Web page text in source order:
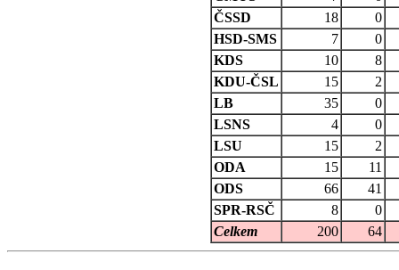
ČSSD
18
0
HSD-SMS
7
0
KDS
10
8
KDU-ČSL
15
2
LB
35
0
LSNS
4
0
LSU
15
2
ODA
15
11
ODS
66
41
SPR-RSČ
8
0
Celkem
200 64